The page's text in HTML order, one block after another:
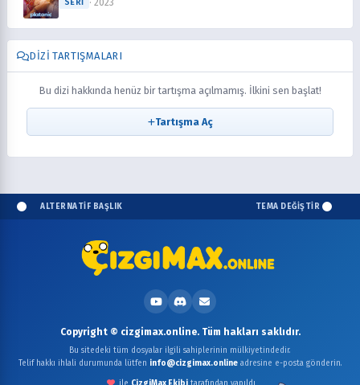
DIZI TARTIŞMALARI
Bu dizi hakkında henüz bir tartışma açılmamış. İlkini sen başlat!
Tartışma Aç
ALTERNATİF BAŞLIK TEMA DEĞİŞTİR
Copyright © cizgimax.online. Tüm hakları saklıdır.
Bu sitedeki tüm dosyalar ilgili sahiplerinin mülkiyetindedir.
Telif hakkı ihlali durumunda lütfen info@cizgimax.onlineadresine e-posta gönderin.